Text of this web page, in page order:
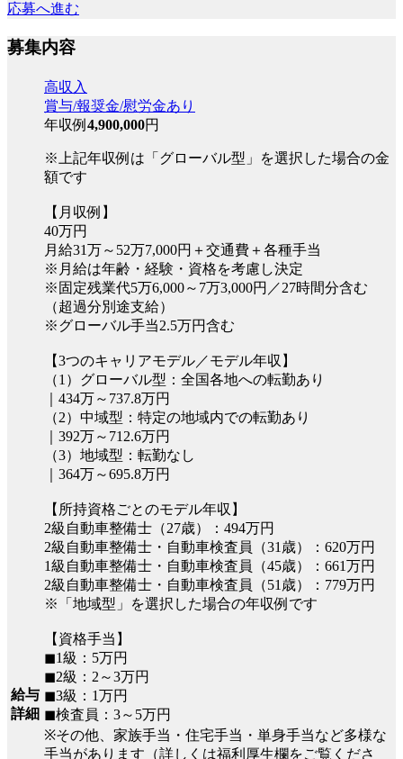
応募へ進む
募集内容
給与
詳細
高収入
賞与/報奨金/慰労金あり
年収例 4,900,000円
※上記年収例は「グローバル型」を選択した場合の金
額です
【月収例】
40万円
月給31万～52万7,000円＋交通費＋各種手当
※月給は年齢・経験・資格を考慮し決定
※固定残業代5万6,000～7万3,000円／27時間分含む
（超過分別途支給）
※グローバル手当2.5万円含む
【3つのキャリアモデル／モデル年収】
（1）グローバル型：全国各地への転勤あり
｜434万～737.8万円
（2）中域型：特定の地域内での転勤あり
｜392万～712.6万円
（3）地域型：転勤なし
｜364万～695.8万円
【所持資格ごとのモデル年収】
2級自動車整備士（27歳）：494万円
2級自動車整備士・自動車検査員（31歳）：620万円
1級自動車整備士・自動車検査員（45歳）：661万円
2級自動車整備士・自動車検査員（51歳）：779万円
※「地域型」を選択した場合の年収例です
【資格手当】
◼︎1級：5万円
◼︎2級：2～3万円
◼︎3級：1万円
◼︎検査員：3～5万円
※その他、家族手当・住宅手当・単身手当など多様な
手当があります（詳しくは福利厚生欄をご覧くださ